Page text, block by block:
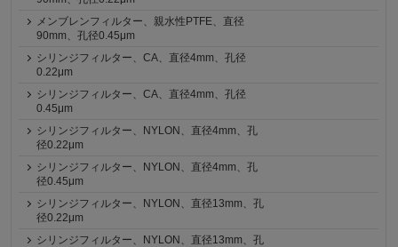
メンブレンフィルター、親水性PTFE、直径
90mm、孔径0.45μm
シリンジフィルター、CA、直径4mm、孔径
0.22μm
シリンジフィルター、CA、直径4mm、孔径
0.45μm
シリンジフィルター、NYLON、直径4mm、孔
径0.22μm
シリンジフィルター、NYLON、直径4mm、孔
径0.45μm
シリンジフィルター、NYLON、直径13mm、孔
径0.22μm
シリンジフィルター、NYLON、直径13mm、孔